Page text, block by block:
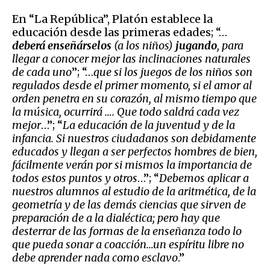
En “La República”, Platón establece la
educación desde las primeras edades; “…
deberá enseñárselos (a los niños) jugando, para
llegar a conocer mejor las inclinaciones naturales
de cada uno”; “…que si los juegos de los niños son
regulados desde el primer momento, si el amor al
orden penetra en su corazón, al mismo tiempo que
la música, ocurrirá…. Que todo saldrá cada vez
mejor…”; “La educación de la juventud y de la
infancia. Si nuestros ciudadanos son debidamente
educados y llegan a ser perfectos hombres de bien,
fácilmente verán por si mismos la importancia de
todos estos puntos y otros…”; “Debemos aplicar a
nuestros alumnos al estudio de la aritmética, de la
geometría y de las demás ciencias que sirven de
preparación de a la dialéctica; pero hay que
desterrar de las formas de la enseñanza todo lo
que pueda sonar a coacción…un espíritu libre no
debe aprender nada como esclavo.”